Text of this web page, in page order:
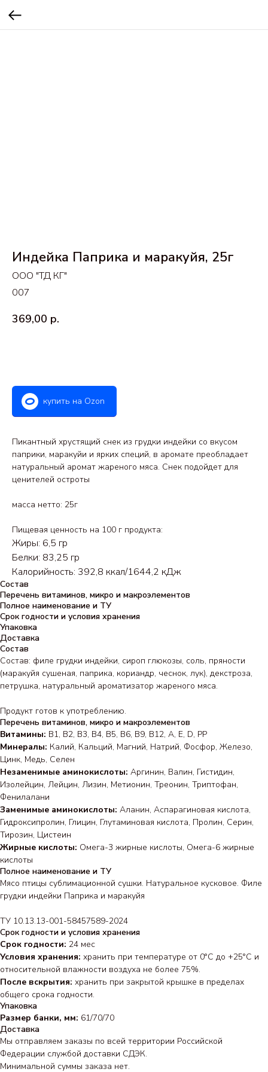
Индейка Паприка и маракуйя, 25г
ООО "ТД КГ"
007
369,00 р.
купить на Ozon
Пикантный хрустящий снек из грудки индейки со вкусом
паприки, маракуйи и ярких специй, в аромате преобладает
натуральный аромат жареного мяса. Снек подойдет для
ценителей остроты
масса нетто: 25г
Пищевая ценность на 100 г продукта:
Жиры: 6,5 гр
Белки: 83,25 гр
Калорийность: 392,8 ккал/1644,2 кДж
Состав
Перечень витаминов, микро и макроэлементов
Полное наименование и ТУ
Срок годности и условия хранения
Упаковка
Доставка
Состав
Состав: филе грудки индейки, сироп глюкозы, соль, пряности
(маракуйя сушеная, паприка, кориандр, чеснок, лук), декстроза,
петрушка, натуральный ароматизатор жареного мяса.
Продукт готов к употреблению.
Перечень витаминов, микро и макроэлементов
Витамины: В1, B2, В3, В4, В5, B6, В9, B12, A, E, D, РР
Минералы: Калий, Кальций, Магний, Натрий, Фосфор, Железо,
Цинк, Медь, Селен
Незаменимые аминокислоты: Аргинин, Валин, Гистидин,
Изолейцин, Лейцин, Лизин, Метионин, Треонин, Триптофан,
Фенилалани
Заменимые аминокислоты: Аланин, Аспарагиновая кислота,
Гидроксипролин, Глицин, Глутаминовая кислота, Пролин, Серин,
Тирозин, Цистеин
Жирные кислоты: Омега-3 жирные кислоты, Омега-6 жирные
кислоты
Полное наименование и ТУ
Мясо птицы сублимационной сушки. Натуральное кусковое. Филе
грудки индейки Паприка и маракуйя
ТУ 10.13.13-001-58457589-2024
Срок годности и условия хранения
Срок годности: 24 мес
Условия хранения: хранить при температуре от 0°С до +25°С и
относительной влажности воздуха не более 75%.
После вскрытия: хранить при закрытой крышке в пределах
общего срока годности.
Упаковка
Размер банки, мм: 61/70/70
Доставка
Мы отправляем заказы по всей территории Российской
Федерации службой доставки СДЭК.
Минимальной суммы заказа нет.